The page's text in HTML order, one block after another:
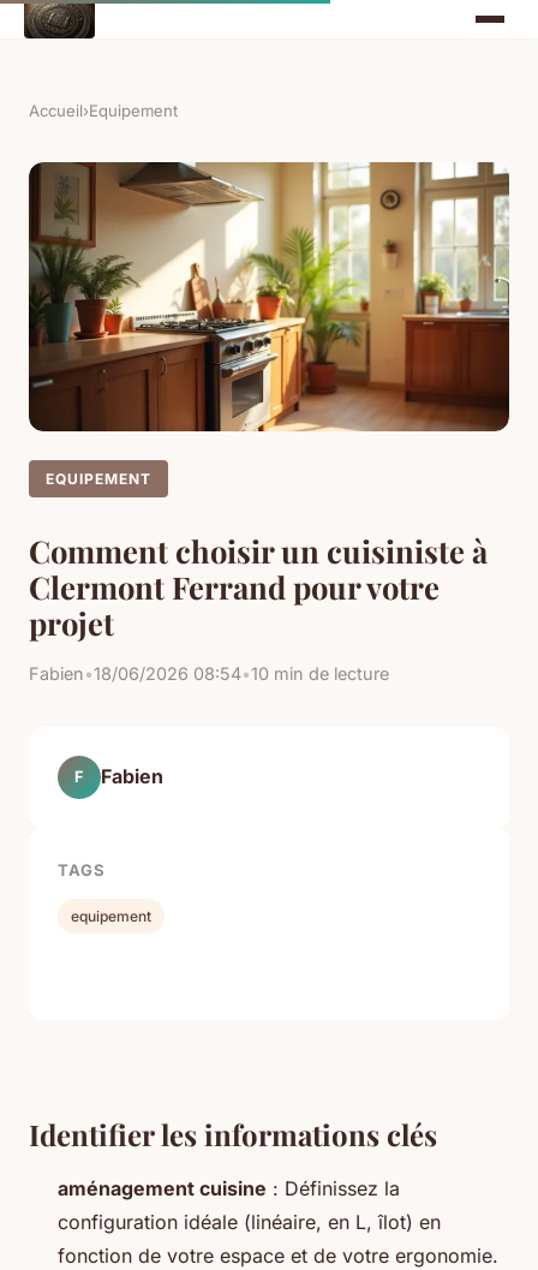
Accueil›Equipement
EQUIPEMENT
Comment choisir un cuisiniste à
Clermont Ferrand pour votre
projet
Fabien•18/06/2026 08:54•10 min de lecture
Identifier les informations clés
aménagement cuisine : Définissez la
configuration idéale (linéaire, en L, îlot) en
fonction de votre espace et de votre ergonomie.
F Fabien
TAGS
equipement